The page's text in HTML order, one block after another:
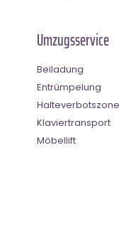
Umzugsservice
Beiladung
Entrümpelung
Halteverbotszone
Klaviertransport
Möbellift